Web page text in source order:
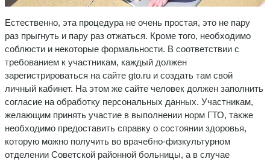
Естественно, эта процедура не очень простая, это не пару
раз прыгнуть и пару раз отжаться. Кроме того, необходимо
соблюсти и некоторые формальности. В соответствии с
требованием к участникам, каждый должен
зарегистрироваться на сайте gto.ru и создать там свой
личный кабинет. На этом же сайте человек должен заполнить
согласие на обработку персональных данных. Участникам,
желающим принять участие в выполнении норм ГТО, также
необходимо предоставить справку о состоянии здоровья,
которую можно получить во врачебно-физкультурном
отделении Советской районной больницы, а в случае